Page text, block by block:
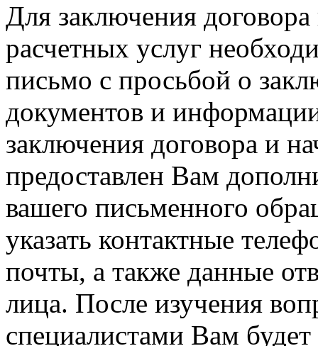
Для заключения
расчетных услуг
письмо с просьбой о
документов и
заключения договора и
предоставлен Вам
вашего письменного
указать контактные
почты, а также данные
лица. После изучения
специалистами Вам будет